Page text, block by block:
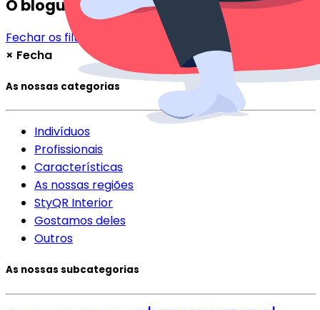
O blogue
Fechar os filtros
× Fecha
As nossas categorias
Indivíduos
Profissionais
Características
As nossas regiões
StyQR Interior
Gostamos deles
Outros
As nossas subcategorias